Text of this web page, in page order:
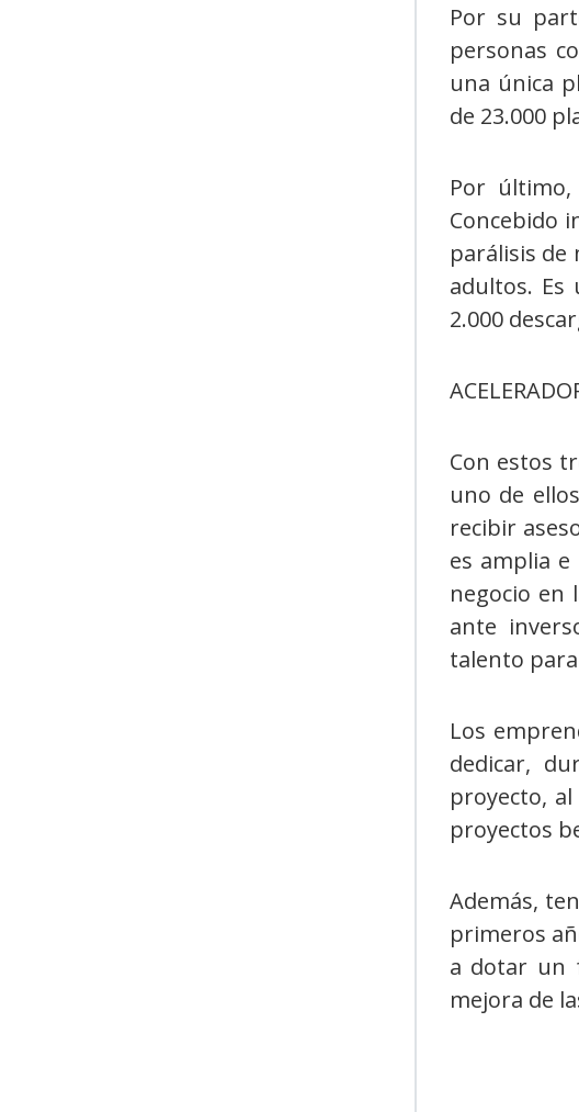
Por su
personas
una única
de 23.000
Por
Concebido
parálisis de
adultos.
2.000
Con estos
uno de
recibir
es amplia
negocio en
ante
talento
Los
dedicar,
proyecto,
proyectos
Además,
primeros
a dotar un
mejora de